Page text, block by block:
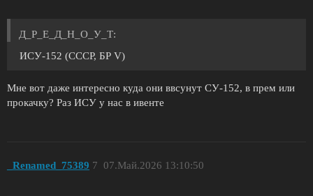
Д_Р_Е_Д_Н_О_У_Т:
ИСУ-152 (СССР, БР V)
Мне вот даже интересно куда они ввсунут СУ-152, в прем или
прокачку? Раз ИСУ у нас в ивенте
_Renamed_75389 07.Май.2026 13:10:50
7